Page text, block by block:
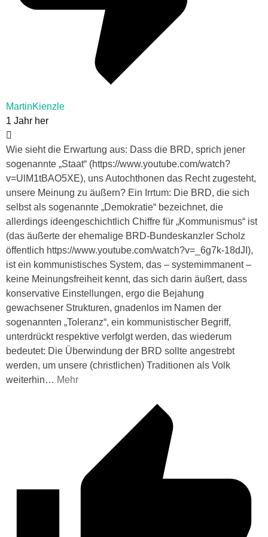
MartinKienzle
1 Jahr her
Wie sieht die Erwartung aus: Dass die BRD, sprich jener
sogenannte „Staat“ (https://www.youtube.com/watch?
v=UlM1tBAO5XE), uns Autochthonen das Recht zugesteht,
unsere Meinung zu äußern? Ein Irrtum: Die BRD, die sich
selbst als sogenannte „Demokratie“ bezeichnet, die
allerdings ideengeschichtlich Chiffre für „Kommunismus“ ist
(das äußerte der ehemalige BRD-Bundeskanzler Scholz
öffentlich https://www.youtube.com/watch?v=_6g7k-18dJI),
ist ein kommunistisches System, das – systemimmanent –
keine Meinungsfreiheit kennt, das sich darin äußert, dass
konservative Einstellungen, ergo die Bejahung
gewachsener Strukturen, gnadenlos im Namen der
sogenannten „Toleranz“, ein kommunistischer Begriff,
unterdrückt respektive verfolgt werden, das wiederum
bedeutet: Die Überwindung der BRD sollte angestrebt
werden, um unsere (christlichen) Traditionen als Volk
weiterhin… Mehr